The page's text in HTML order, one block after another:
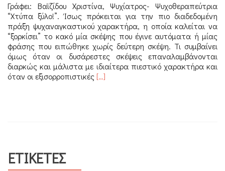
Γράφει: Βαϊζίδου Χριστίνα, Ψυχίατρος- Ψυχοθεραπεύτρια
“Χτύπα ξύλο!”. Ίσως πρόκειται για την πιο διαδεδομένη
πράξη ψυχαναγκαστικού χαρακτήρα, η οποία καλείται να
“ξορκίσει” το κακό μία σκέψης που έγινε αυτόματα ή μίας
φράσης που ειπώθηκε χωρίς δεύτερη σκέψη. Τι συμβαίνει
όμως όταν οι δυσάρεστες σκέψεις επαναλαμβάνονται
διαρκώς και μάλιστα με ιδιαίτερα πιεστικό χαρακτήρα και
όταν οι εξισορροπιστικέςΔιαβάστε
[…]
ΕΤΙΚΈΤΕΣ